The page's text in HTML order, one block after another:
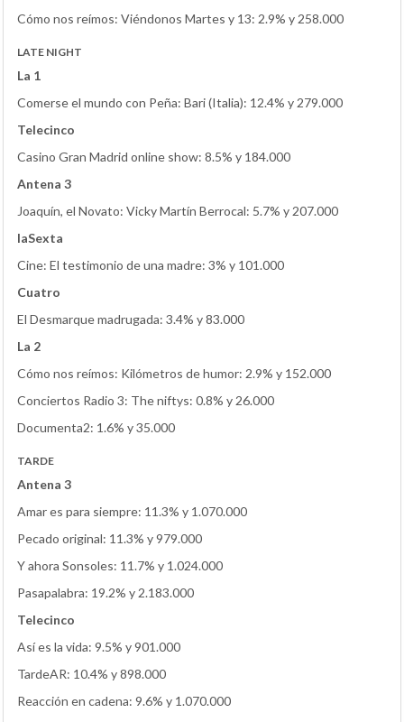
Cómo nos reímos: Viéndonos Martes y 13: 2.9% y 258.000
LATE NIGHT
La 1
Comerse el mundo con Peña: Bari (Italia): 12.4% y 279.000
Telecinco
Casino Gran Madrid online show: 8.5% y 184.000
Antena 3
Joaquín, el Novato: Vicky Martín Berrocal: 5.7% y 207.000
laSexta
Cine: El testimonio de una madre: 3% y 101.000
Cuatro
El Desmarque madrugada: 3.4% y 83.000
La 2
Cómo nos reímos: Kilómetros de humor: 2.9% y 152.000
Conciertos Radio 3: The niftys: 0.8% y 26.000
Documenta2: 1.6% y 35.000
TARDE
Antena 3
Amar es para siempre: 11.3% y 1.070.000
Pecado original: 11.3% y 979.000
Y ahora Sonsoles: 11.7% y 1.024.000
Pasapalabra: 19.2% y 2.183.000
Telecinco
Así es la vida: 9.5% y 901.000
TardeAR: 10.4% y 898.000
Reacción en cadena: 9.6% y 1.070.000